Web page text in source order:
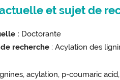
et sujet de
: Doctorante
recherche : Acylation des
acylation, p-coumaric